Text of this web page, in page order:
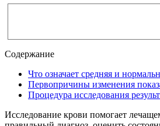
Содержание
Что означает средняя и
Первопричины изменения
Процедура исследования
Исследование крови помогает